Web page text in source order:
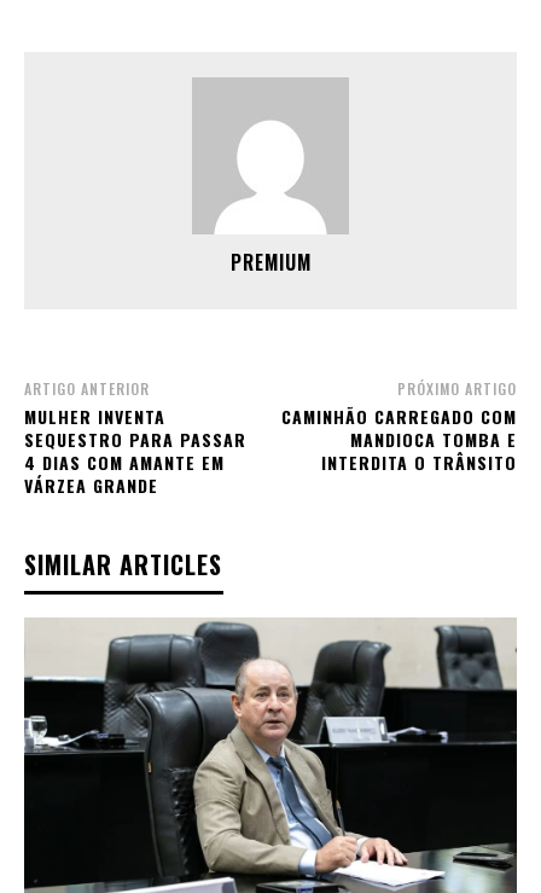
PREMIUM
ARTIGO ANTERIOR
MULHER INVENTA
SEQUESTRO PARA PASSAR
4 DIAS COM AMANTE EM
VÁRZEA GRANDE
PRÓXIMO ARTIGO
CAMINHÃO CARREGADO COM
MANDIOCA TOMBA E
INTERDITA O TRÂNSITO
SIMILAR ARTICLES